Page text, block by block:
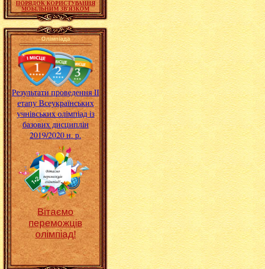
ПОРЯДОК КОРИСТУВАННЯ
МОБІЛЬНИМ ЗВ'ЯЗКОМ
Олімпіада
Результати проведення ІІ
етапу Всеукраїнських
учнівських олімпіад із
базових дисциплін
2019/2020 н. р.
Вітаємо
переможців
олімпіад!